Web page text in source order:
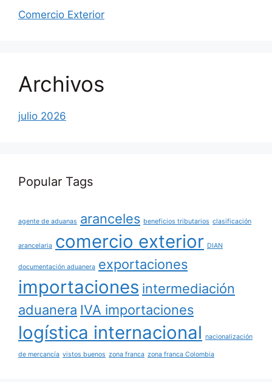
Comercio Exterior
Archivos
julio 2026
Popular Tags
agente de aduanas aranceles beneficios tributarios clasificación
arancelaria comercio exterior DIAN
documentación aduanera exportaciones
importaciones intermediación
aduanera IVA importaciones
logística internacional nacionalización
de mercancía vistos buenos zona franca zona franca Colombia